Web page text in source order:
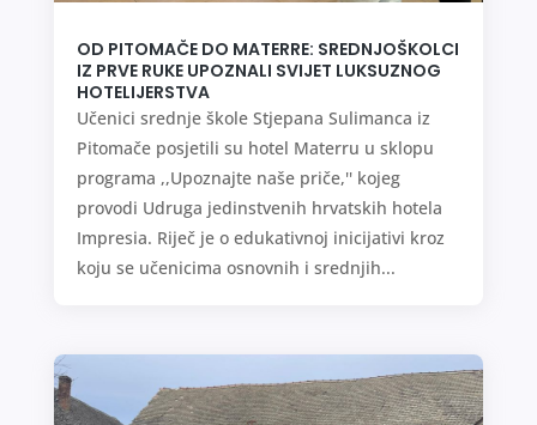
OD PITOMAČE DO MATERRE: SREDNJOŠKOLCI
IZ PRVE RUKE UPOZNALI SVIJET LUKSUZNOG
HOTELIJERSTVA
Učenici srednje škole Stjepana Sulimanca iz
Pitomače posjetili su hotel Materru u sklopu
programa ,,Upoznajte naše priče,'' kojeg
provodi Udruga jedinstvenih hrvatskih hotela
Impresia. Riječ je o edukativnoj inicijativi kroz
koju se učenicima osnovnih i srednjih...